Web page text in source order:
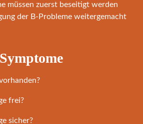
müssen zuerst beseitigt werden
der B-Probleme weitergemacht
Symptome
frei?
sicher?